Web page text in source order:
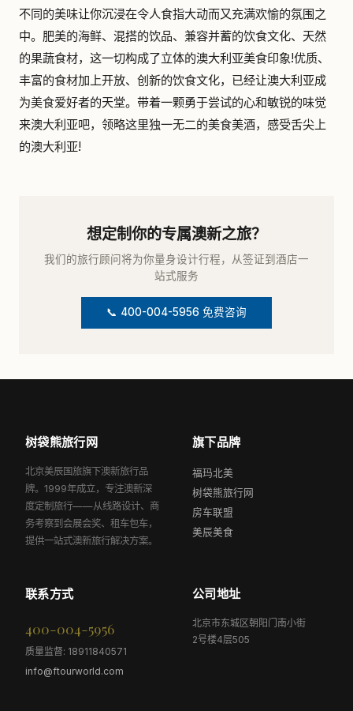
不同的美味让你沉浸在令人食指大动而又充满欢愉的氛围之
中。肥美的海鲜、混搭的饮品、兼容并蓄的饮食文化、天然
的果蔬食材，这一切构成了立体的澳大利亚美食印象!优质、
丰富的食材加上开放、创新的饮食文化，已经让澳大利亚成
为美食爱好者的天堂。带着一颗勇于尝试的心和敏锐的味觉
来澳大利亚吧，领略这里独一无二的美食美酒，感受舌尖上
的澳大利亚!
想定制你的专属澳新之旅？
我们的旅行顾问将为你量身设计行程，从签证到酒店一
站式服务
📞 400-004-5956 免费咨询
树袋熊旅行网
北京美辰国旅旗下澳新旅行品
牌。1999年成立，专注澳新深
度定制旅行——从线路设计、商
务考察到会展会奖、租车包车，
提供一站式澳新旅行解决方案。
旗下品牌
福玛北美
树袋熊旅行网
房车联盟
美辰美食
联系方式
400-004-5956
质量监督: 18911840571
info@ftourworld.com
公司地址
北京市东城区朝阳门南小街
2号楼4层505